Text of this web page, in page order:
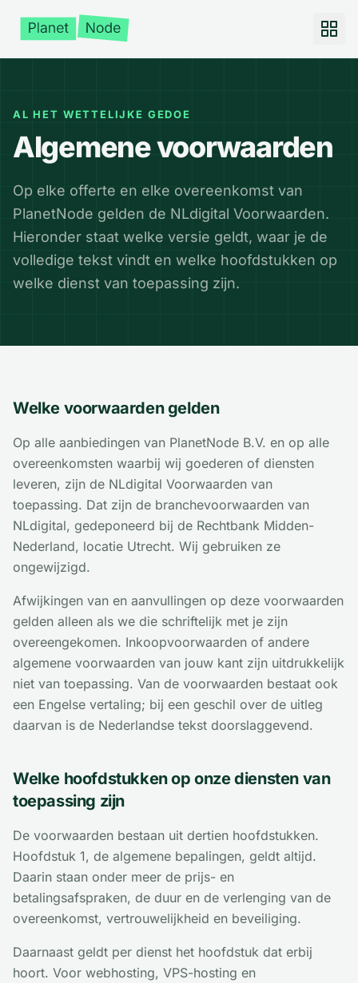
AL HET WETTELIJKE GEDOE
Algemene voorwaarden
Op elke offerte en elke overeenkomst van
PlanetNode gelden de NLdigital Voorwaarden.
Hieronder staat welke versie geldt, waar je de
volledige tekst vindt en welke hoofdstukken op
welke dienst van toepassing zijn.
Welke voorwaarden gelden
Op alle aanbiedingen van PlanetNode B.V. en op alle
overeenkomsten waarbij wij goederen of diensten
leveren, zijn de NLdigital Voorwaarden van
toepassing. Dat zijn de branchevoorwaarden van
NLdigital, gedeponeerd bij de Rechtbank Midden-
Nederland, locatie Utrecht. Wij gebruiken ze
ongewijzigd.
Afwijkingen van en aanvullingen op deze voorwaarden
gelden alleen als we die schriftelijk met je zijn
overeengekomen. Inkoopvoorwaarden of andere
algemene voorwaarden van jouw kant zijn uitdrukkelijk
niet van toepassing. Van de voorwaarden bestaat ook
een Engelse vertaling; bij een geschil over de uitleg
daarvan is de Nederlandse tekst doorslaggevend.
Welke hoofdstukken op onze diensten van
toepassing zijn
De voorwaarden bestaan uit dertien hoofdstukken.
Hoofdstuk 1, de algemene bepalingen, geldt altijd.
Daarin staan onder meer de prijs- en
betalingsafspraken, de duur en de verlenging van de
overeenkomst, vertrouwelijkheid en beveiliging.
Daarnaast geldt per dienst het hoofdstuk dat erbij
hoort. Voor webhosting, VPS-hosting en